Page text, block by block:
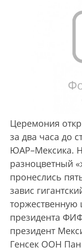
Церемония
за два часа до
ЮАР–Мексика.
разноцветный
пронеслись
завис
президента
президент
Генсек ООН